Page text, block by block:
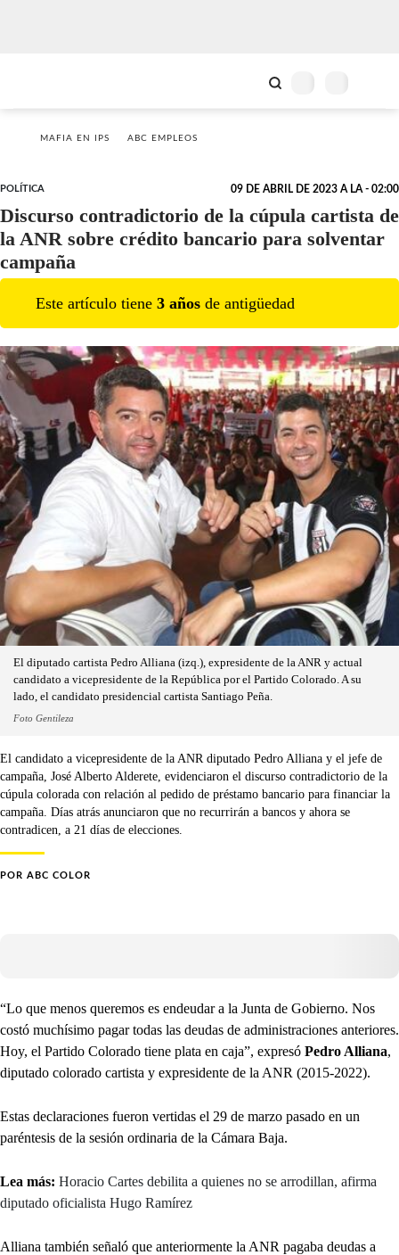
MAFIA EN IPS ABC EMPLEOS
POLÍTICA 09 DE ABRIL DE 2023 A LA - 02:00
Discurso contradictorio de la cúpula cartista de
la ANR sobre crédito bancario para solventar
campaña
Este artículo tiene 3 años de antigüedad
El diputado cartista Pedro Alliana (izq.), expresidente de la ANR y actual
candidato a vicepresidente de la República por el Partido Colorado. A su
lado, el candidato presidencial cartista Santiago Peña.
Foto Gentileza
El candidato a vicepresidente de la ANR diputado Pedro Alliana y el jefe de
campaña, José Alberto Alderete, evidenciaron el discurso contradictorio de la
cúpula colorada con relación al pedido de préstamo bancario para financiar la
campaña. Días atrás anunciaron que no recurrirán a bancos y ahora se
contradicen, a 21 días de elecciones.
POR ABC COLOR
“Lo que menos queremos es endeudar a la Junta de Gobierno. Nos
costó muchísimo pagar todas las deudas de administraciones anteriores.
Hoy, el Partido Colorado tiene plata en caja”, expresó Pedro Alliana,
diputado colorado cartista y expresidente de la ANR (2015-2022).
Estas declaraciones fueron vertidas el 29 de marzo pasado en un
paréntesis de la sesión ordinaria de la Cámara Baja.
Lea más: Horacio Cartes debilita a quienes no se arrodillan, afirma
diputado oficialista Hugo Ramírez
Alliana también señaló que anteriormente la ANR pagaba deudas a